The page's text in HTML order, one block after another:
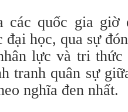
các quốc gia giờ
đại học, qua sự
lực và tri
tranh quân sự
nghĩa đen nhất.